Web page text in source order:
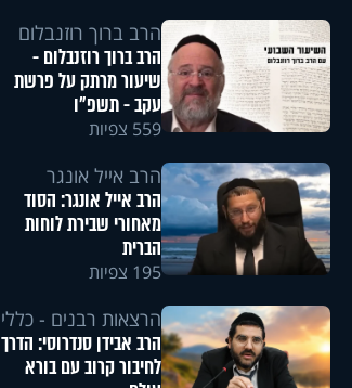
הרב ברוך רוזנבלום
הרב ברוך רוזנבלום -
שיעור מרתק על פרשת
עקב - תשפ"ו
559 צפיות
הרב אייל אונגר
הרב אייל אונגר: הסוד
מאחורי שבירת לוחות
הברית
195 צפיות
הרצאות רבנים - כללי
הרב אבידן סנדרוסי: הדרך
לחיבור קרוב עם בורא